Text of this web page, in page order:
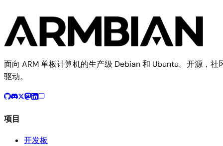
面向 ARM 单板计算机的生产级 Debian 和 Ubuntu。开源，社
驱动。
项目
开发板